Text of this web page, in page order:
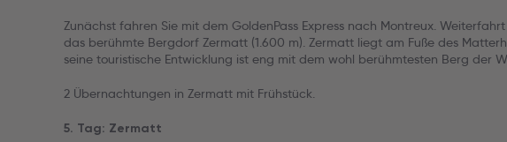
Zunächst fahren Sie mit dem GoldenPass Express nach Montreux.
das berühmte Bergdorf Zermatt (1.600 m). Zermatt liegt am Fuße des
seine touristische Entwicklung ist eng mit dem wohl berühmtesten Berg der
2 Übernachtungen in Zermatt mit Frühstück.
5. Tag: Zermatt